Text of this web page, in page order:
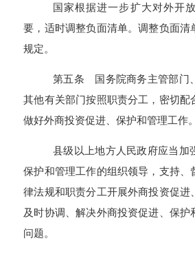
国家根据进一步扩大对外开
要，适时调整负面清单。调整负面清
规定。
第五条 国务院商务主管部门
其他有关部门按照职责分工，密切配
做好外商投资促进、保护和管理工作。
县级以上地方人民政府应当加
保护和管理工作的组织领导，支持、
律法规和职责分工开展外商投资促进
及时协调、解决外商投资促进、保护
问题。